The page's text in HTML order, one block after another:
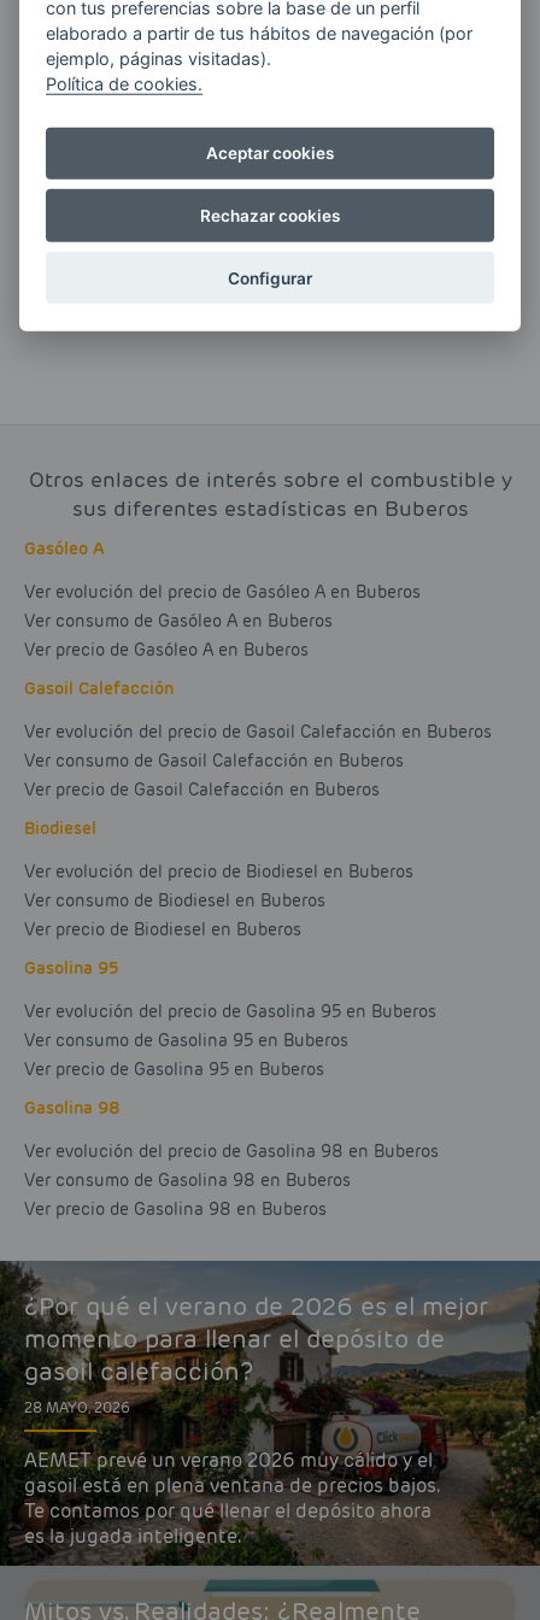
ENERGIAS por cualquier medio, incluido
electrónico.Más información
Si tienes alguna duda durante el
pedido escríbenos a:
Otros enlaces de interés sobre el combustible y
sus diferentes estadísticas en Buberos
Gasóleo A
Ver evolución del precio de Gasóleo A en Buberos
Ver consumo de Gasóleo A en Buberos
Ver precio de Gasóleo A en Buberos
Gasoil Calefacción
Ver evolución del precio de Gasoil Calefacción en Buberos
Ver consumo de Gasoil Calefacción en Buberos
Ver precio de Gasoil Calefacción en Buberos
Biodiesel
Ver evolución del precio de Biodiesel en Buberos
Ver consumo de Biodiesel en Buberos
Ver precio de Biodiesel en Buberos
Gasolina 95
Ver evolución del precio de Gasolina 95 en Buberos
Ver consumo de Gasolina 95 en Buberos
Ver precio de Gasolina 95 en Buberos
Gasolina 98
Ver evolución del precio de Gasolina 98 en Buberos
Ver consumo de Gasolina 98 en Buberos
Ver precio de Gasolina 98 en Buberos
¿Por qué el verano de 2026 es el mejor
momento para llenar el depósito de
gasoil calefacción?
28 MAYO, 2026
AEMET prevé un verano 2026 muy cálido y el
gasoil está en plena ventana de precios bajos.
Te contamos por qué llenar el depósito ahora
es la jugada inteligente.
Mitos vs. Realidades: ¿Realmente
con tus preferencias sobre la base de un perfil
elaborado a partir de tus hábitos de navegación (por
ejemplo, páginas visitadas).
Política de cookies.
Aceptar cookies
Rechazar cookies
Configurar